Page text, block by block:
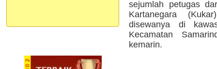
sejumlah petugas
Kartanegara
disewanya di
Kecamatan
kemarin.